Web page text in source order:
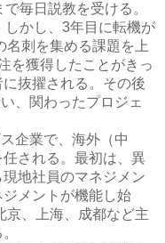
毎日説教を受ける。
しかし、3年目に転機が
名刺を集める課題を上
を獲得したことがきっ
抜擢される。その後
、関わったプロジェ
企業で、海外（中
される。最初は、異
地社員のマネジメン
ジメントが機能し始
京、上海、成都など主